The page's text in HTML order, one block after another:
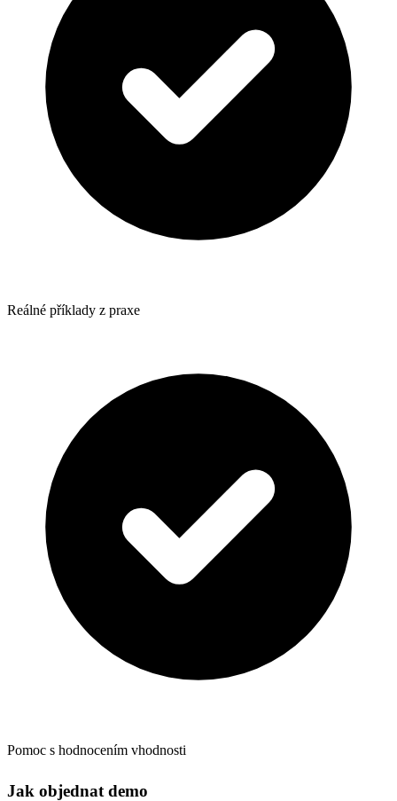
Reálné příklady z praxe
Pomoc s hodnocením vhodnosti
Jak objednat demo